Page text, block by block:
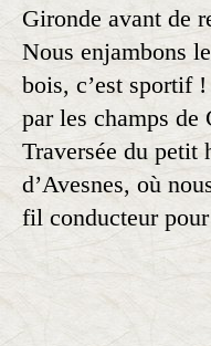
Gironde avant de
Nous enjambons
bois, c’est sportif
par les champs de
Traversée du petit
d’Avesnes, où
fil conducteur